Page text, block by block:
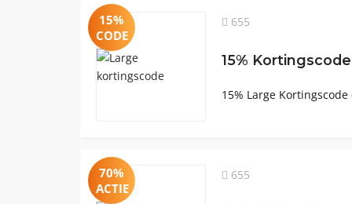
15%
CODE
655
15%
15% Large
70%
ACTIE
655